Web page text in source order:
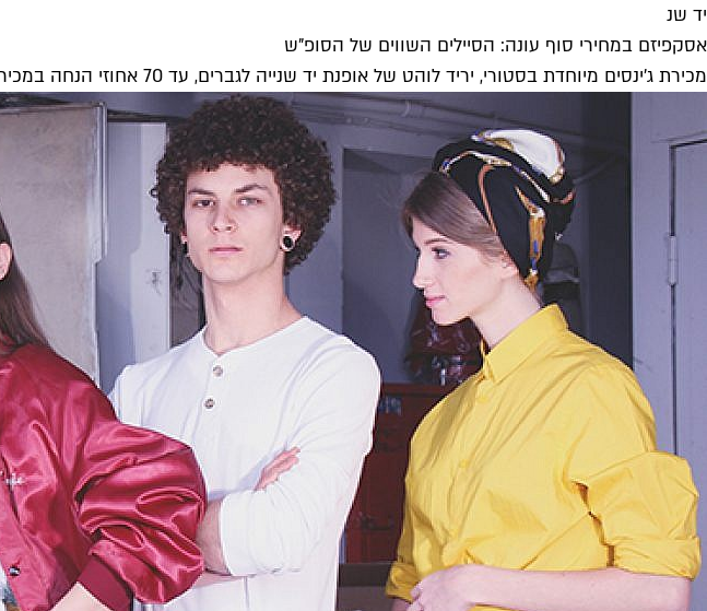
יד שנ
אסקפיזם במחירי סוף עונה: הסיילים השווים של הסופ"ש
מכירת ג'ינסים מיוחדת בסטורי, יריד לוהט של אופנת יד שנייה לגברים, עד 70 אחוזי הנחה במכירת החיסול של ראלף לורן ועוד הצעות מפתות לניקוי ראש ולמילוי הארון